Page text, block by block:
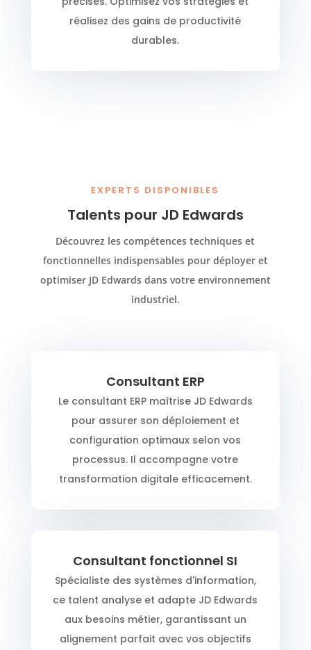
réalisez des gains de productivité
durables.
EXPERTS DISPONIBLES
Talents pour JD Edwards
Découvrez les compétences techniques et
fonctionnelles indispensables pour déployer et
optimiser JD Edwards dans votre environnement
industriel.
Consultant ERP
Le consultant ERP maîtrise JD Edwards
pour assurer son déploiement et
configuration optimaux selon vos
processus. Il accompagne votre
transformation digitale efficacement.
Consultant fonctionnel SI
Spécialiste des systèmes d'information,
ce talent analyse et adapte JD Edwards
aux besoins métier, garantissant un
alignement parfait avec vos objectifs